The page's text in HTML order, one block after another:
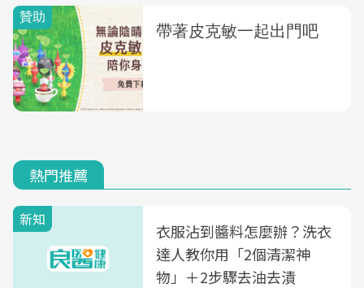
熱門推薦
新知
衣服沾到醬料怎麼辦？洗衣
達人教你用「2個清潔神
物」＋2步驟去油去漬